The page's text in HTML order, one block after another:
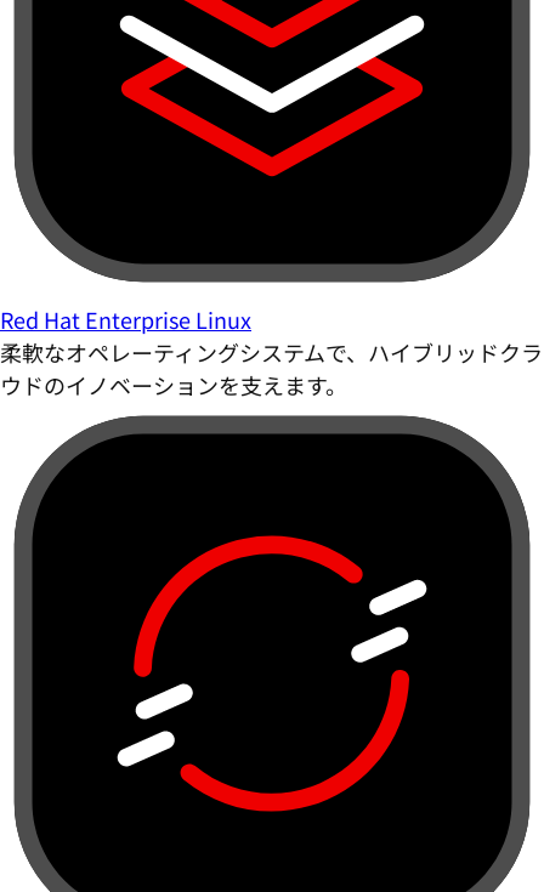
Red Hat Enterprise Linux
柔軟なオペレーティングシステムで、ハイブリッドクラ
ウドのイノベーションを支えます。